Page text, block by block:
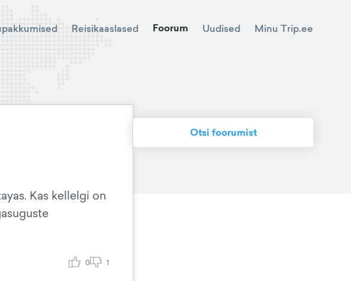
Reisikaaslased Foorum Uudised Minu Trip.ee
Kas kellelgi on
0 1
Otsi foorumist